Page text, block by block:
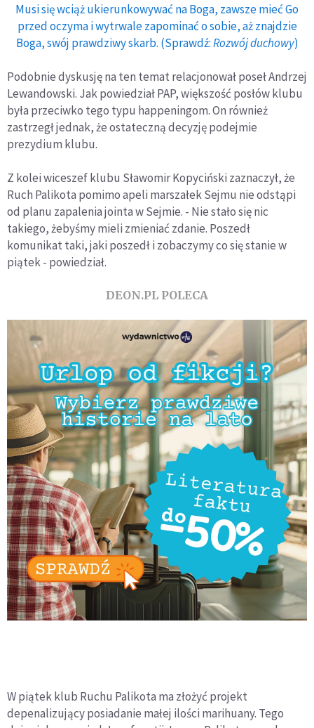
Musi się wciąż ukierunkowywać na Boga, zawsze mieć Go
przed oczyma i wytrwale zapominać o sobie, aż znajdzie
Boga, swój prawdziwy skarb. (Sprawdź:Rozwój duchowy)
Podobnie dyskusję na ten temat relacjonował poseł Andrzej
Lewandowski. Jak powiedział PAP, większość posłów klubu
była przeciwko tego typu happeningom. On również
zastrzegł jednak, że ostateczną decyzję podejmie
prezydium klubu.
Z kolei wiceszef klubu Sławomir Kopyciński zaznaczył, że
Ruch Palikota pomimo apeli marszałek Sejmu nie odstąpi
od planu zapalenia jointa w Sejmie. - Nie stało się nic
takiego, żebyśmy mieli zmieniać zdanie. Poszedł
komunikat taki, jaki poszedł i zobaczymy co się stanie w
piątek - powiedział.
DEON.PL POLECA
W piątek klub Ruchu Palikota ma złożyć projekt
depenalizujący posiadanie małej ilości marihuany. Tego